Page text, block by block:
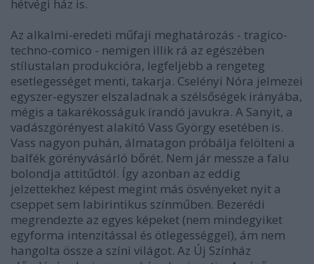
hétvégi ház is.
Az alkalmi-eredeti műfaji meghatározás - tragico-
techno-comico - nemigen illik rá az egészében
stílustalan produkcióra, legfeljebb a rengeteg
esetlegességet menti, takarja. Cselényi Nóra jelmezei
egyszer-egyszer elszaladnak a szélsőségek irányába,
mégis a takarékosságuk írandó javukra. A Sanyit, a
vadászgörényest alakító Vass György esetében is.
Vass nagyon puhán, álmatagon próbálja felölteni a
balfék görényvásárló bőrét. Nem jár messze a falu
bolondja attitűdtól. Így azonban az eddig
jelzettekhez képest megint más ösvényeket nyit a
cseppet sem labirintikus színműben. Bezerédi
megrendezte az egyes képeket (nem mindegyiket
egyforma intenzitással és ötlegességgel), ám nem
hangolta össze a színi világot. Az Új Színház